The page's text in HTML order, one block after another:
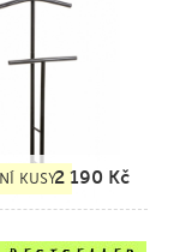
KUSY2 190 Kč